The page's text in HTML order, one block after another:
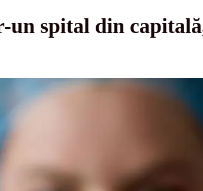
spital din